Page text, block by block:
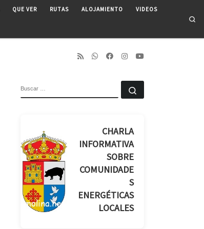
QUE VER RUTAS ALOJAMIENTO VIDEOS
CHARLA
INFORMATIVA
SOBRE
COMUNIDADE
S
ENERGÉTICAS
LOCALES